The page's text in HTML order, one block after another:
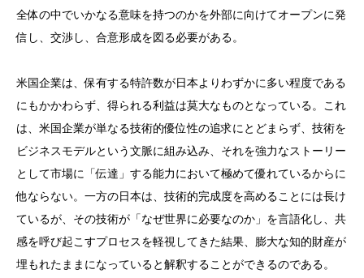
全体の中でいかなる意味を持つのかを外部に向けてオープンに発
信し、交渉し、合意形成を図る必要がある。
米国企業は、保有する特許数が日本よりわずかに多い程度である
にもかかわらず、得られる利益は莫大なものとなっている。これ
は、米国企業が単なる技術的優位性の追求にとどまらず、技術を
ビジネスモデルという文脈に組み込み、それを強力なストーリー
として市場に「伝達」する能力において極めて優れているからに
他ならない。一方の日本は、技術的完成度を高めることには長け
ているが、その技術が「なぜ世界に必要なのか」を言語化し、共
感を呼び起こすプロセスを軽視してきた結果、膨大な知的財産が
埋もれたままになっていると解釈することができるのである。